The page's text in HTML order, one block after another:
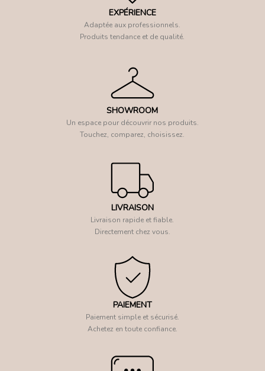
EXPÉRIENCE
Adaptée aux professionnels.
Produits tendance et de qualité.
SHOWROOM
Un espace pour découvrir nos produits.
Touchez, comparez, choisissez.
LIVRAISON
Livraison rapide et fiable.
Directement chez vous.
PAIEMENT
Paiement simple et sécurisé.
Achetez en toute confiance.